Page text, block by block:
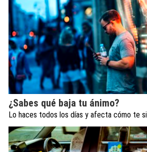
¿Sabes qué baja tu ánimo?
Lo haces todos los días y afecta cómo te